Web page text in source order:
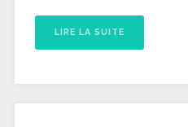
LIRE LA SUITE